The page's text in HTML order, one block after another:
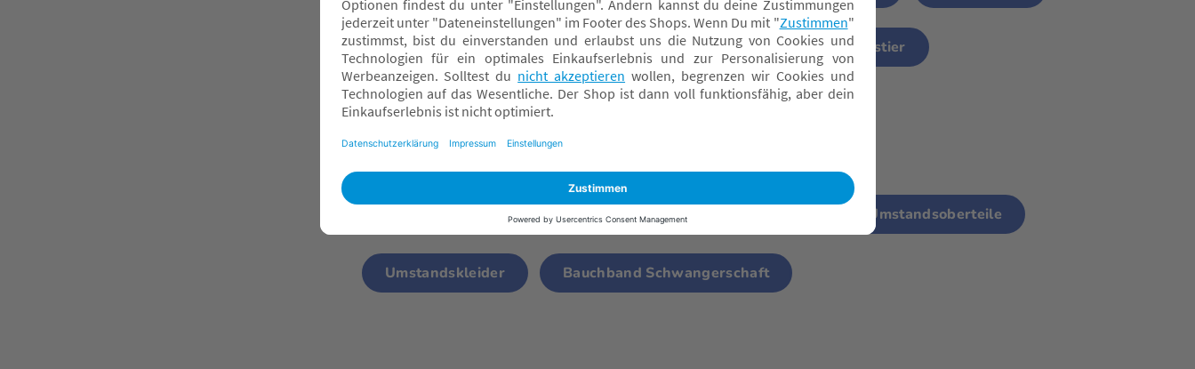
Still-BH 90B Still-BH 75E Still-BH 90E Still-Bustier
Still-BH mit Bügel
Beliebtes Zubehör für Umstandsmode
Umstandshose Umstandsoberteile
Umstandskleider Bauchband Schwangerschaft